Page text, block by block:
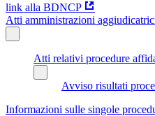
link alla BDNCP
Atti amministrazioni
Atti relativi procedure
Avviso risultati
Informazioni sulle singole